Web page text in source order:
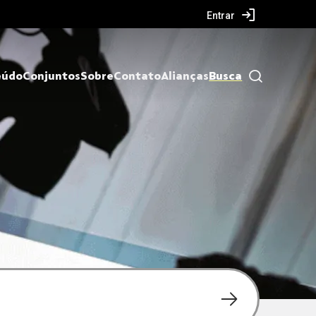
Entrar
ConjuntosSobreContatoAliançasBusca